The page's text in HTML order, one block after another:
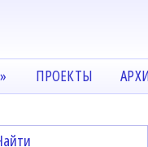
ПРОЕКТЫ